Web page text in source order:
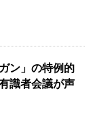
ン」の特例的
識者会議が声